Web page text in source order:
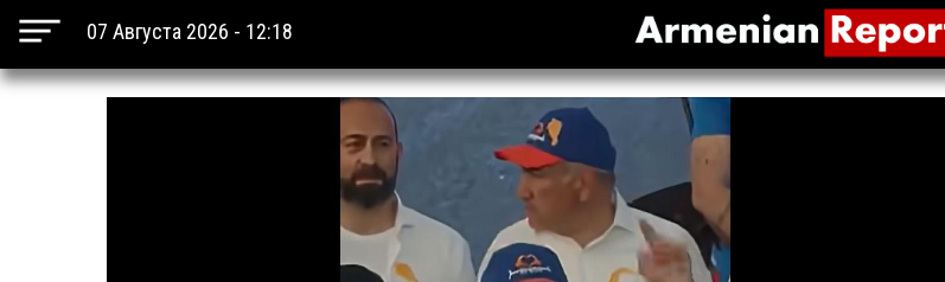
07 Августа 2026 - 12:18